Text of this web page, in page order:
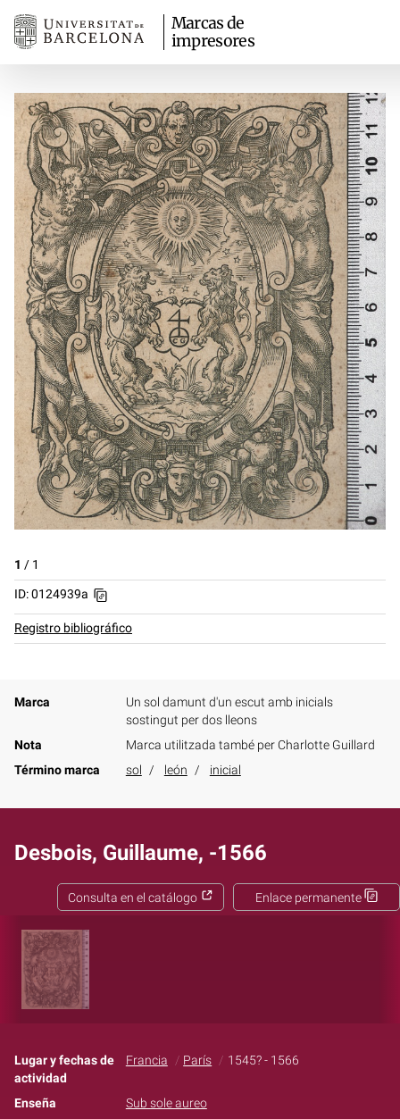
Marcas de
impresores
1 / 1
ID: 0124939a
Registro bibliográfico
Marca
Un sol damunt d'un escut amb inicials
sostingut per dos lleons
Nota
Marca utilitzada també per Charlotte Guillard
Término marca
sol león inicial
Desbois, Guillaume, -1566
Enlace permanente
Consulta en el catálogo
Lugar y fechas de
actividad
Francia París 1545? - 1566
Enseña
Sub sole aureo